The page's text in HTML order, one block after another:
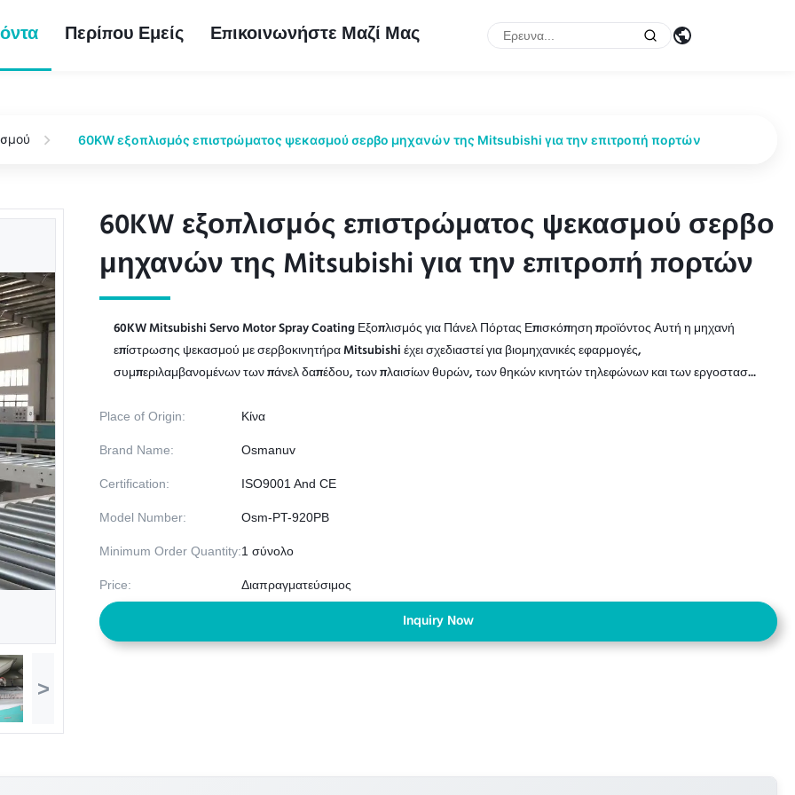
Περίπου Εμείς Επικοινωνήστε Μαζί Μας
60KW εξοπλισμός επιστρώματος ψεκασμού σερβο μηχανών της Mitsubishi για την επιτροπή πορτών
>
60KW εξοπλισμός επιστρώματος ψεκασμού σερβο
μηχανών της Mitsubishi για την επιτροπή πορτών
60KW εξοπλισμός επιστρώματος ψεκασμού σερβο
μηχανών της Mitsubishi για την επιτροπή πορτών
60KW Mitsubishi Servo Motor Spray Coating Εξοπλισμός για Πάνελ Πόρτας Επισκόπηση προϊόντος Αυτή η μηχανή
επίστρωσης ψεκασμού με σερβοκινητήρα Mitsubishi έχει σχεδιαστεί για βιομηχανικές εφαρμογές,
συμπεριλαμβανομένων των πάνελ δαπέδου, των πλαισίων θυρών, των θηκών κινητών τηλεφώνων και των εργοστασ...
Place of Origin: Κίνα
Brand Name: Osmanuv
Certification: ISO9001 And CE
Model Number: Osm-PT-920PB
Minimum Order Quantity:1 σύνολο
Price: Διαπραγματεύσιμος
Inquiry Now